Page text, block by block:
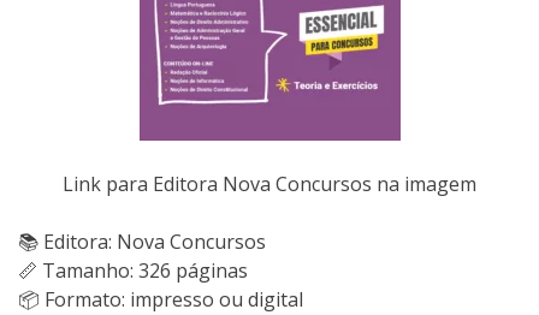
Link para Editora Nova Concursos na imagem
📚 Editora: Nova Concursos
📏 Tamanho: 326 páginas
📦 Formato: impresso ou digital